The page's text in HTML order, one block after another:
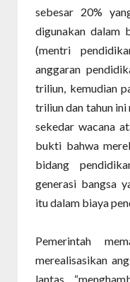
sebesar 20%
digunakan dalam
(mentri
anggaran
triliun, kemudian
triliun dan tahun
sekedar wacana
bukti bahwa
bidang
generasi bangsa
itu dalam biaya
Pemerintah
merealisasikan
lantas